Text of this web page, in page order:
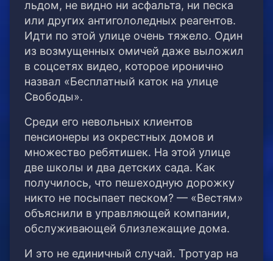
льдом, не видно ни асфальта, ни песка
или других антигололедных реагентов.
Идти по этой улице очень тяжело. Один
из возмущенных омичей даже выложил
в соцсетях видео, которое иронично
назвал «Бесплатный каток на улице
Свободы».
Среди его невольных клиентов
пенсионеры из окрестных домов и
множество ребятишек. На этой улице
две школы и два детских сада. Как
получилось, что пешеходную дорожку
никто не посыпает песком? — «Вестям»
объяснили в управляющей компании,
обслуживающей близлежащие дома.
И это не единичный случай. Тротуар на